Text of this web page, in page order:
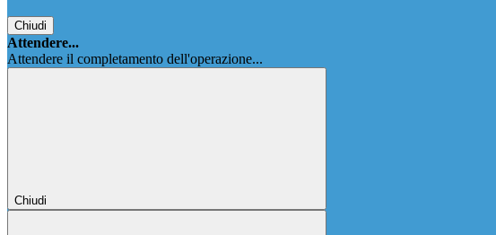
Chiudi
Attendere...
Attendere il completamento dell'operazione...
Chiudi